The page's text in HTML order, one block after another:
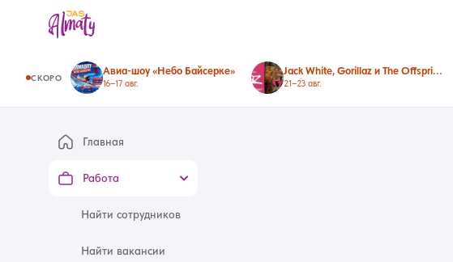
СКОРО
Авиа-шоу «Небо Байсерке»
16–17 авг.
Jack White, Gorillaz и The Offspring на Park Live Almaty 2026
21–23 авг.
Главная
Работа
Найти сотрудников
Найти вакансии